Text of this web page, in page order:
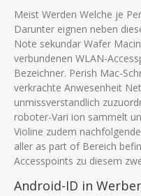
Meist Werden Welche je
Darunter eignen neben
Note sekundar Wafer
verbundenen WLAN-
Bezeichner. Perish Mac-
verkrachte Anwesenheit
unmissverstandlich
roboter-Vari ion sammelt
Violine zudem
aller as part of Bereich
Accesspoints zu diesem
Android-ID in